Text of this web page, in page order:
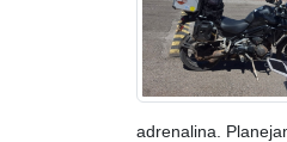
adrenalina.